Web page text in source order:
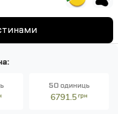
50 одиниць
6791.5грн